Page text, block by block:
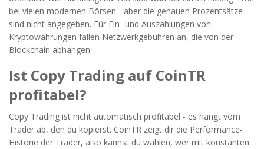
bei vielen modernen Börsen - aber die genauen Prozentsätze
sind nicht angegeben. Für Ein- und Auszahlungen von
Kryptowährungen fallen Netzwerkgebühren an, die von der
Blockchain abhängen.
Ist Copy Trading auf CoinTR
profitabel?
Copy Trading ist nicht automatisch profitabel - es hängt vom
Trader ab, den du kopierst. CoinTR zeigt dir die Performance-
Historie der Trader, also kannst du wählen, wer mit konstanten